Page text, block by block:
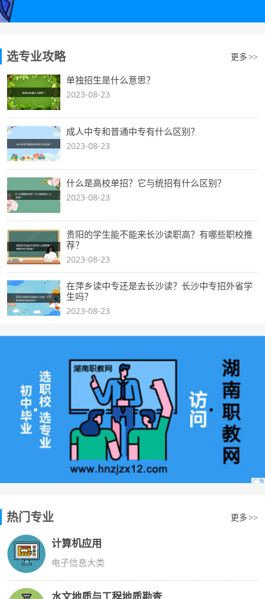
选专业攻略 更多 >>
单独招生是什么意思？
2023-08-23
成人中专和普通中专有什么区别？
2023-08-23
什么是高校单招？它与统招有什么区别？
2023-08-23
贵阳的学生能不能来长沙读职高？有哪些职校推
荐？
2023-08-23
在萍乡读中专还是去长沙读？长沙中专招外省学
生吗？
2023-08-23
热门专业 更多 >>
计算机应用
电子信息大类
水文地质与工程地质勘查